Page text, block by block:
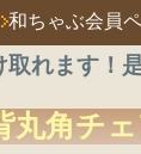
和ちゃぶ会員
れます！
丸角チ